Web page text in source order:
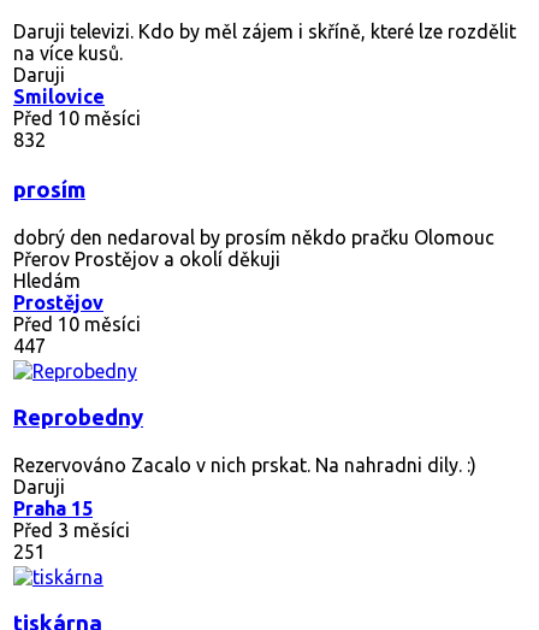
Daruji televizi. Kdo by měl zájem i skříně, které lze rozdělit
na více kusů.
Daruji
Smilovice
Před 10 měsíci
832
prosím
dobrý den nedaroval by prosím někdo pračku Olomouc
Přerov Prostějov a okolí děkuji
Hledám
Prostějov
Před 10 měsíci
447
Reprobedny
Rezervováno Zacalo v nich prskat. Na nahradni dily. :)
Daruji
Praha 15
Před 3 měsíci
251
tiskárna